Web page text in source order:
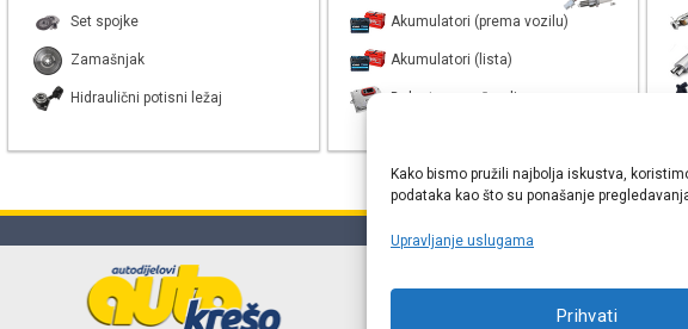
Kako bismo pružili najbolja iskustva,
podataka kao što su ponašanje
Upravljanje uslugama
Prihvati
Set spojke
Zamašnjak
Hidraulični potisni ležaj
Akumulatori (prema vozilu)
Akumulatori (lista)
Balast xenon žarulje
Online webshop autodijelova-
proizvođača rezervnih dijelova